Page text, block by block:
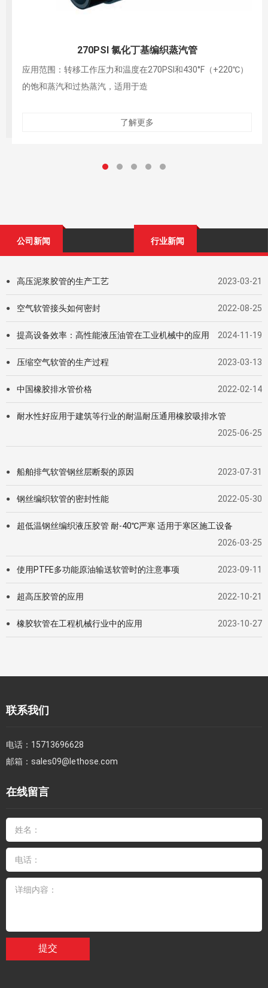
270PSI EPDM橡胶编织蒸汽管
应用范围：转移工作压力和温度在270PSI和430°F（+220℃）
的饱和蒸汽，使用过热蒸汽将缩短
了解更多
公司新闻 行业新闻
● 高压泥浆胶管的生产工艺 2023-03-21
● 空气软管接头如何密封 2022-08-25
● 提高设备效率：高性能液压油管在工业机械中的应用 2024-11-19
● 压缩空气软管的生产过程 2023-03-13
● 中国橡胶排水管价格 2022-02-14
●
耐水性好应用于建筑等行业的耐温耐压通⽤橡胶吸排⽔管
2025-06-25
● 船舶排气软管钢丝层断裂的原因 2023-07-31
● 钢丝编织软管的密封性能 2022-05-30
●
超低温钢丝编织液压胶管 耐-40℃严寒 适用于寒区施工设备
2026-03-25
● 使用PTFE多功能原油输送软管时的注意事项 2023-09-11
● 超高压胶管的应用 2022-10-21
● 橡胶软管在工程机械行业中的应用 2023-10-27
联系我们
电话： 15713696628
邮箱： sales09@lethose.com
在线留言
提交